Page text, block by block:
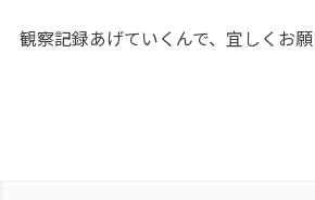
観察記録あげていくんで、宜しくお願